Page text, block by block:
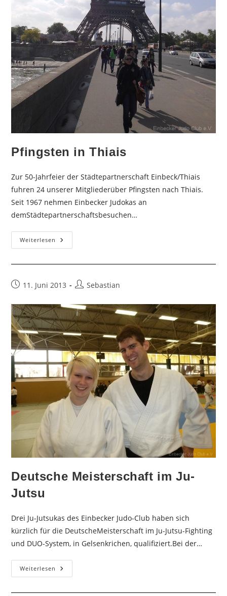
Pfingsten in Thiais
Zur 50-Jahrfeier der Städtepartnerschaft Einbeck/Thiais
fuhren 24 unserer Mitgliederüber Pfingsten nach Thiais.
Seit 1967 nehmen Einbecker Judokas an
demStädtepartnerschaftsbesuchen…
Weiterlesen Pfingsten
In
Beitrag11. Juni 2013
Beitrags-
Sebastian
Deutsche Meisterschaft im Ju-
Jutsu
Drei Ju-Jutsukas des Einbecker Judo-Club haben sich
kürzlich für die DeutscheMeisterschaft im Ju-Jutsu-Fighting
und DUO-System, in Gelsenkrichen, qualifiziert.Bei der…
Weiterlesen Deutsche
Meisterschaft